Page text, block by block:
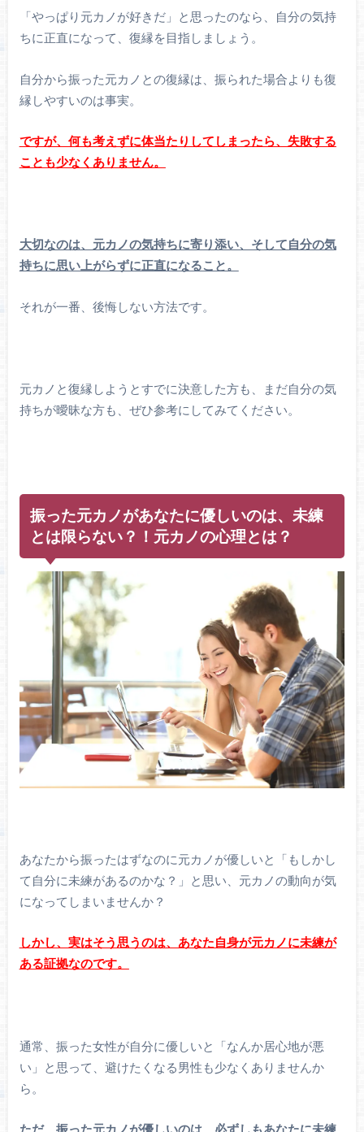
「やっぱり元カノが好きだ」と思ったのなら、自分の気持
ちに正直になって、復縁を目指しましょう。
自分から振った元カノとの復縁は、振られた場合よりも復
縁しやすいのは事実。
ですが、何も考えずに体当たりしてしまったら、失敗する
ことも少なくありません。
大切なのは、元カノの気持ちに寄り添い、そして自分の気
持ちに思い上がらずに正直になること。
それが一番、後悔しない方法です。
元カノと復縁しようとすでに決意した方も、まだ自分の気
持ちが曖昧な方も、ぜひ参考にしてみてください。
振った元カノがあなたに優しいのは、未練
とは限らない？！元カノの心理とは？
あなたから振ったはずなのに元カノが優しいと「もしかし
て自分に未練があるのかな？」と思い、元カノの動向が気
になってしまいませんか？
しかし、実はそう思うのは、あなた自身が元カノに未練が
ある証拠なのです。
通常、振った女性が自分に優しいと「なんか居心地が悪
い」と思って、避けたくなる男性も少なくありませんか
ら。
ただ、振った元カノが優しいのは、必ずしもあなたに未練